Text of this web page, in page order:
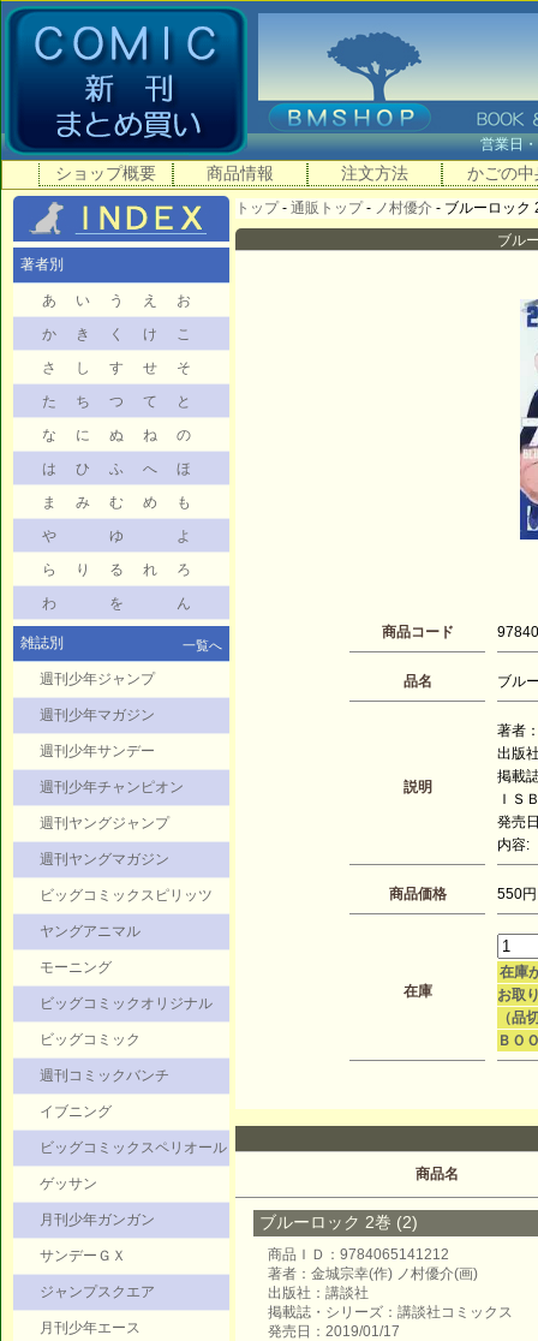
営業
ショップ概要 商品情報 注文方法 かごの中
著者別
あ い う え
お
か
き く け
こ
さ
し す せ
そ
た
ち つ て
と
な
に ぬ ね
の
は
ひ ふ へ
ほ
ま
み む め
も
や
ゆ
よ
ら
り る れ
ろ
わ
を ん
雑誌別 一覧へ
週刊少年ジャンプ
週刊少年マガジン
週刊少年サンデー
週刊少年チャンピオン
週刊ヤングジャンプ
週刊ヤングマガジン
ビッグコミックスピリッツ
ヤングアニマル
モーニング
ビッグコミックオリジナル
ビッグコミック
週刊コミックバンチ
イブニング
ビッグコミックスペリオール
ゲッサン
月刊少年ガンガン
サンデーＧＸ
ジャンプスクエア
月刊少年エース
トップ- 通販トップ- ノ村優介 - ブルーロック
ブル
商品コード
品名 ブル
説明
著者
出版
掲載
ＩＳ
発売
内容:
商品価格 550円
在庫
在庫
お取
（品
ＢＯ
商品名
ブルーロック 2巻 (2)
商品ＩＤ：9784065141212
著者：金城宗幸(作) ノ村優介(画)
出版社：講談社
掲載誌・シリーズ：講談社コミックス
発売日：2019/01/17